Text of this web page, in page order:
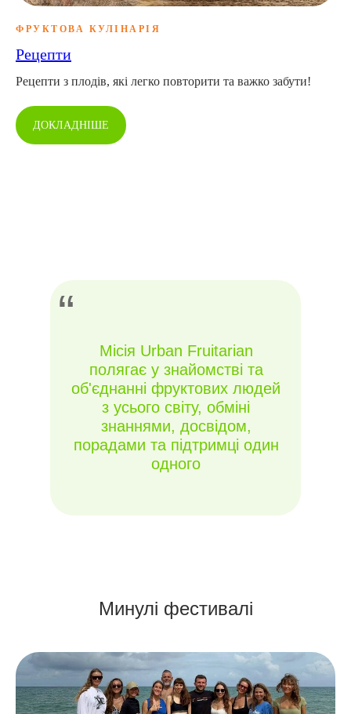
ФРУКТОВА КУЛІНАРІЯ
Рецепти
Рецепти з плодів, які легко повторити та важко забути!
ДОКЛАДНІШЕ
“
Місія Urban Fruitarian
полягає у знайомстві та
об'єднанні фруктових людей
з усього світу, обміні
знаннями, досвідом,
порадами та підтримці один
одного
Минулі фестивалі